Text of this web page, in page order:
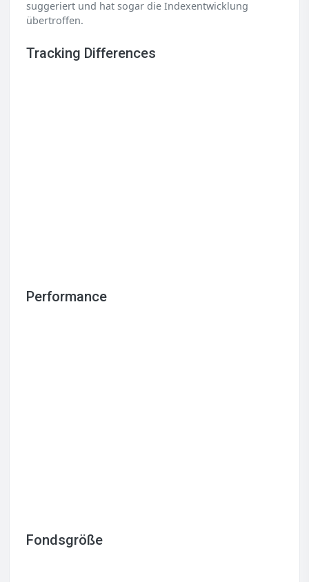
suggeriert und hat sogar die Indexentwicklung
übertroffen.
Tracking Differences
Performance
Fondsgröße